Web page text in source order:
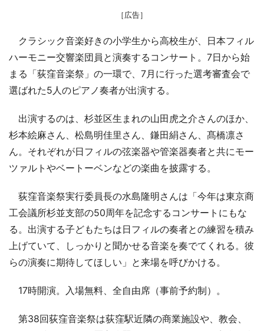
［広告］
クラシック音楽好きの小学生から高校生が、日本フィル
ハーモニー交響楽団員と演奏するコンサート。7日から始
まる「荻窪音楽祭」の一環で、7月に行った選考審査会で
選ばれた5人のピアノ奏者が出演する。
出演するのは、杉並区生まれの山田虎之介さんのほか、
杉本絵麻さん、松島明佳里さん、鎌田絹さん、髙橋凛さ
ん。それぞれが日フィルの弦楽器や管楽器奏者と共にモー
ツァルトやベートーベンなどの楽曲を披露する。
荻窪音楽祭実行委員長の水島隆明さんは「今年は東京商
工会議所杉並支部の50周年を記念するコンサートにもな
る。出演する子どもたちは日フィルの奏者との練習を積み
上げていて、しっかりと聞かせる音楽を奏でてくれる。彼
らの演奏に期待してほしい」と来場を呼びかける。
17時開演。入場無料、全自由席（事前予約制）。
第38回荻窪音楽祭は荻窪駅近隣の商業施設や、教会、